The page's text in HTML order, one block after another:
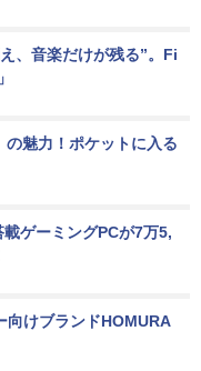
、音楽だけが残る”。Fi
の魅力！ポケットに入る
ゲーミングPCが7万5,
向けブランドHOMURA